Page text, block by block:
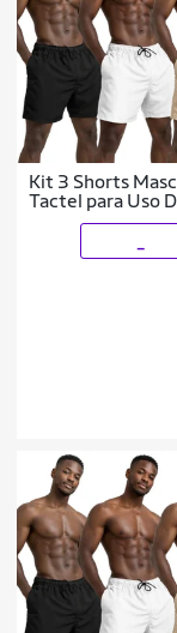
Kit 3 Shorts
Tactel para Uso
com Bolsos